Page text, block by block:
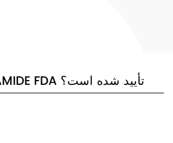
آیا POLYACRYLAMIDE FDA تأیید شده است؟